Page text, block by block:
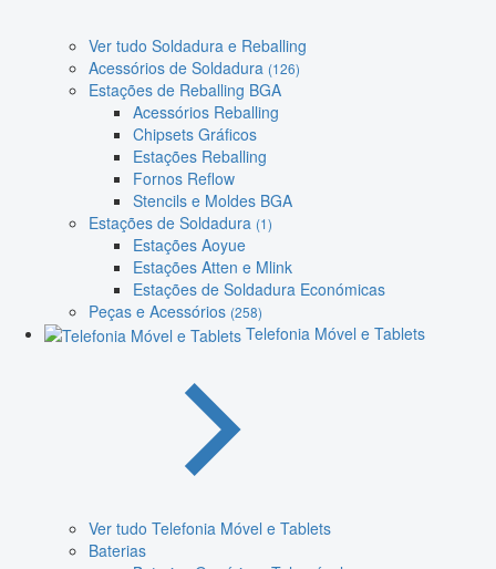
Ver tudo Soldadura e Reballing
Acessórios de Soldadura (126)
Estações de Reballing BGA
Acessórios Reballing
Chipsets Gráficos
Estações Reballing
Fornos Reflow
Stencils e Moldes BGA
Estações de Soldadura (1)
Estações Aoyue
Estações Atten e Mlink
Estações de Soldadura Económicas
Peças e Acessórios (258)
Telefonia Móvel e Tablets
Ver tudo Telefonia Móvel e Tablets
Baterias